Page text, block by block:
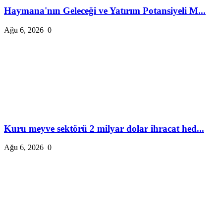
Haymana'nın Geleceği ve Yatırım Potansiyeli M...
Ağu 6, 2026 0
Kuru meyve sektörü 2 milyar dolar ihracat hed...
Ağu 6, 2026 0